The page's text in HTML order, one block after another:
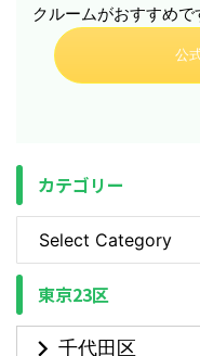
クルームがおすすめで
公
カテゴリー
東京23区
千代田区